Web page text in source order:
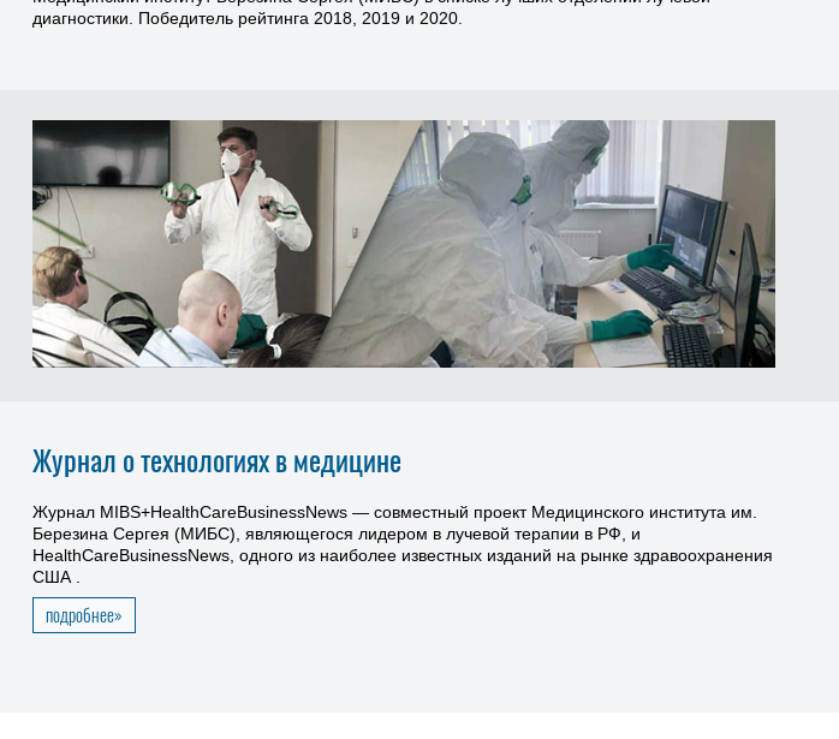
диагностики. Победитель рейтинга 2018, 2019 и 2020.
Журнал о технологиях в медицине
Журнал MIBS+HealthCareBusinessNews — совместный проект Медицинского института им.
Березина Сергея (МИБС), являющегося лидером в лучевой терапии в РФ, и
HealthCareBusinessNews, одного из наиболее известных изданий на рынке здравоохранения
США
подробнее»